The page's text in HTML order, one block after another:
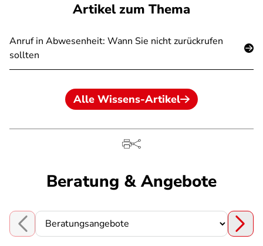
Artikel zum Thema
Anruf in Abwesenheit: Wann Sie nicht zurückrufen
sollten
Alle Wissens-Artikel
Beratung & Angebote
Choose a section